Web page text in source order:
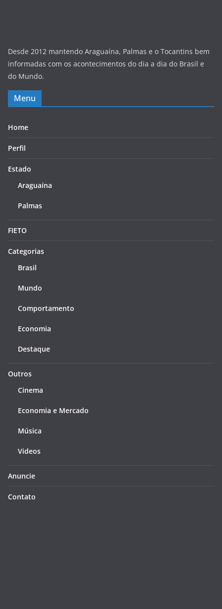
Desde 2012 mantendo Araguaína, Palmas e o Tocantins bem
informadas com os acontecimentos do dia a dia do Brasil e
do Mundo.
Menu
Home
Perfil
Estado
Araguaína
Palmas
FIETO
Categorias
Brasil
Mundo
Comportamento
Economia
Destaque
Outros
Cinema
Economia e Mercado
Música
Videos
Anuncie
Contato